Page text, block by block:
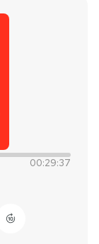
00:29:37